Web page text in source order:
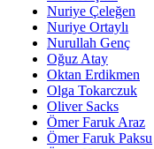
Nuriye Çeleğen
Nuriye Ortaylı
Nurullah Genç
Oğuz Atay
Oktan Erdikmen
Olga Tokarczuk
Oliver Sacks
Ömer Faruk Araz
Ömer Faruk Paksu